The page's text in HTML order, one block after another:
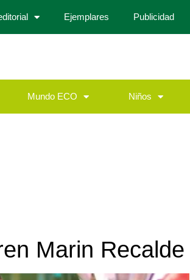
Ejemplares Publicidad
Mundo ECO Niños
Marin Recalde